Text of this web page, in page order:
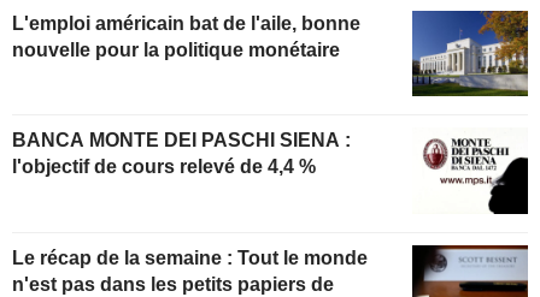
L'emploi américain bat de l'aile, bonne
nouvelle pour la politique monétaire
BANCA MONTE DEI PASCHI SIENA :
l'objectif de cours relevé de 4,4 %
Le récap de la semaine : Tout le monde
n'est pas dans les petits papiers de